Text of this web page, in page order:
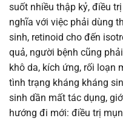
suốt nhiều thập kỷ, điều
nghĩa với việc phải dùng
sinh, retinoid cho đến
quả, người bệnh cũng
khô da, kích ứng, rối loạn
tình trạng kháng kháng
sinh dần mất tác dụng,
hướng đi mới: điều trị